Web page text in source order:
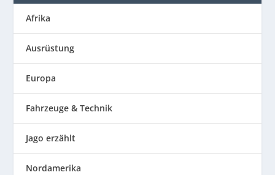
Afrika
Ausrüstung
Europa
Fahrzeuge & Technik
Jago erzählt
Nordamerika